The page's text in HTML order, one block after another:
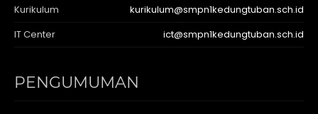
Kurikulum
kurikulum@smpn1kedungtuban.sch.id
IT Center
ict@smpn1kedungtuban.sch.id
PENGUMUMAN